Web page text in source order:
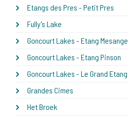
Etangs des Pres - Petit Pres
Fully's Lake
Goncourt Lakes - Etang Mesange
Goncourt Lakes - Etang Pinson
Goncourt Lakes - Le Grand Etang
Grandes Cimes
Het Broek